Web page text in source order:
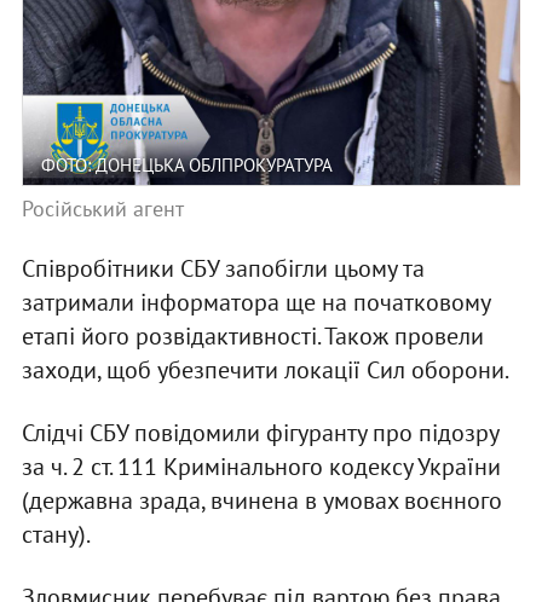
ФОТО: ДОНЕЦЬКА ОБЛПРОКУРАТУРА
Російський агент
Співробітники СБУ запобігли цьому та
затримали інформатора ще на початковому
етапі його розвідактивності. Також провели
заходи, щоб убезпечити локації Сил оборони.
Слідчі СБУ повідомили фігуранту про підозру
за ч. 2 ст. 111 Кримінального кодексу України
(державна зрада, вчинена в умовах воєнного
стану).